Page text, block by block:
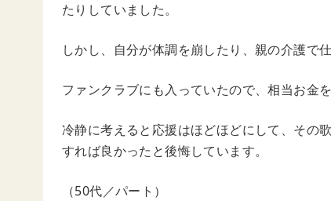
たりしていました。
しかし、自分が体調を崩したり、親の介護で
ファンクラブにも入っていたので、相当お金
冷静に考えると応援はほどほどにして、その
すれば良かったと後悔しています。
（50代／パート）